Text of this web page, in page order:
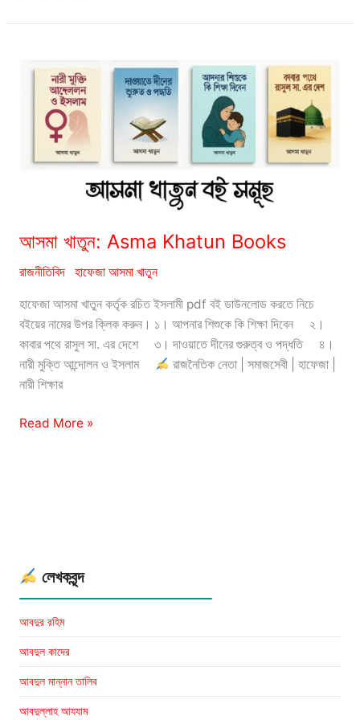
মান্নান:
Abdul
Mannan
Books
আসমা খাতুন: Asma Khatun Books
রাজনীতিবিদ হাফেজা আসমা খাতুন
হাফেজা আসমা খাতুন কর্তৃক রচিত ইসলামী pdf বই ডাউনলোড করতে নিচে
বইয়ের নামের উপর ক্লিক করুন। ১। আপনার শিশুকে কি শিক্ষা দিবেন ২।
কাবার পথে রাসুল সা. এর দেশে ৩। দাওয়াতে দীনের গুরুত্ব ও পদ্ধতি ৪।
নারী মুক্তি আন্দোলন ও ইসলাম
রাজনৈতিক নেতা | সমাজসেবী | হাফেজা |
নারী শিক্ষার
আসমা
Read More »
লেখকবৃন্দ
আবদুর রহিম
আবদুল কাদের
আবদুল মান্নান তালিব
আবদুল্লাহ আযযাম